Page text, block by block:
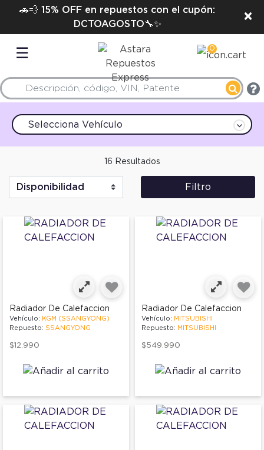
🚗💨 15% OFF en repuestos con el cupón:
DCTOAGOSTO🔧✨
×
☰ 0
Selecciona Vehículo
16 Resultados
Filtro
Radiador De Calefaccion
Vehículo: KGM (SSANGYONG)
Repuesto: SSANGYONG
$12.990
Radiador De Calefaccion
Vehículo: MITSUBISHI
Repuesto: MITSUBISHI
$549.990